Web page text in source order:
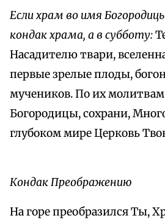
Если храм во имя
кондак храма, а в субботу:
Насадителю твари,
первые зрелые плоды,
мучеников. По их молитвам
Богородицы, сохрани,
глубоком мире Церковь
Кондак Преображению
На горе преобразился Ты,